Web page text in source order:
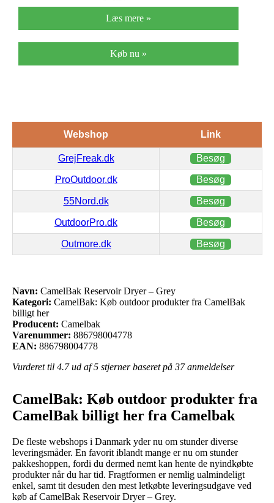
Læs mere »
Køb nu »
Webshop Link
GrejFreak.dk Besøg
ProOutdoor.dk Besøg
55Nord.dk Besøg
OutdoorPro.dk Besøg
Outmore.dk Besøg
Navn: CamelBak Reservoir Dryer – Grey
Kategori: CamelBak: Køb outdoor produkter fra CamelBak
billigt her
Producent: Camelbak
Varenummer: 886798004778
EAN: 886798004778
Vurderet til 4.7ud af 5 stjerner baseret på 37anmeldelser
CamelBak: Køb outdoor produkter fra
CamelBak billigt her fra Camelbak
De fleste webshops i Danmark yder nu om stunder diverse
leveringsmåder. En favorit iblandt mange er nu om stunder
pakkeshoppen, fordi du dermed nemt kan hente de nyindkøbte
produkter når du har tid. Fragtformen er nemlig ualmindeligt
enkel, samt tit desuden den mest letkøbte leveringsudgave ved
køb af CamelBak Reservoir Dryer – Grey.